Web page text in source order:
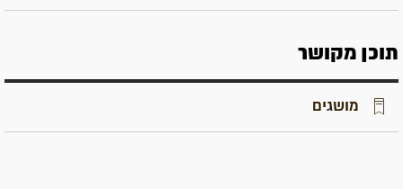
תוכן מקושר
מושגים